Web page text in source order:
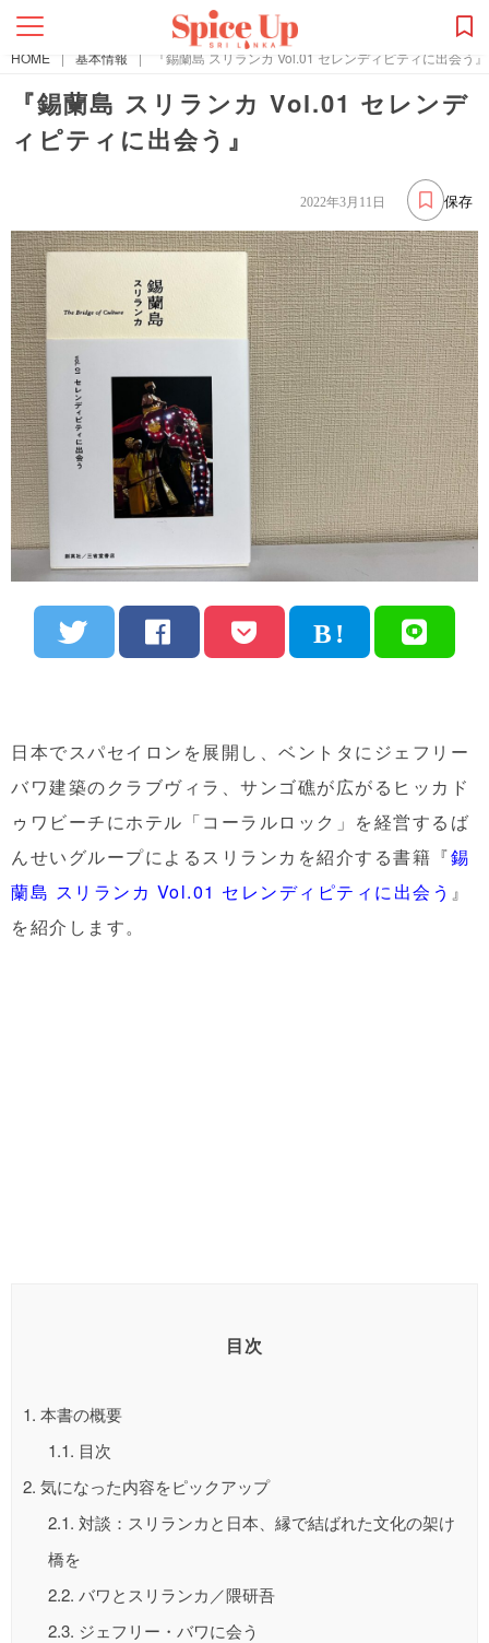
HOME | 基本情報 | 『錫蘭島 スリランカ Vol.01 セレンディピティに出会う』
『錫蘭島 スリランカ Vol.01 セレンデ
ィピティに出会う』
保存
2022年3月11日
日本でスパセイロンを展開し、ベントタにジェフリー
バワ建築のクラブヴィラ、サンゴ礁が広がるヒッカド
ゥワビーチにホテル「コーラルロック」を経営するば
んせいグループによるスリランカを紹介する書籍『錫
蘭島 スリランカ Vol.01 セレンディピティに出会う 』
を紹介します。
目次
1. 本書の概要
1.1. 目次
2. 気になった内容をピックアップ
2.1. 対談：スリランカと日本、縁で結ばれた文化の架け
橋を
2.2. バワとスリランカ／隈研吾
2.3. ジェフリー・バワに会う